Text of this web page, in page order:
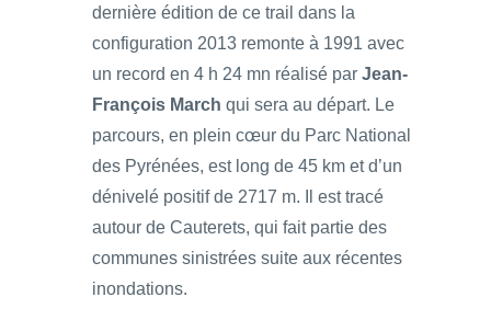
dernière édition de ce trail dans la
configuration 2013 remonte à 1991 avec
un record en 4 h 24 mn réalisé par Jean-
François March qui sera au départ. Le
parcours, en plein cœur du Parc National
des Pyrénées, est long de 45 km et d’un
dénivelé positif de 2717 m. Il est tracé
autour de Cauterets, qui fait partie des
communes sinistrées suite aux récentes
inondations.